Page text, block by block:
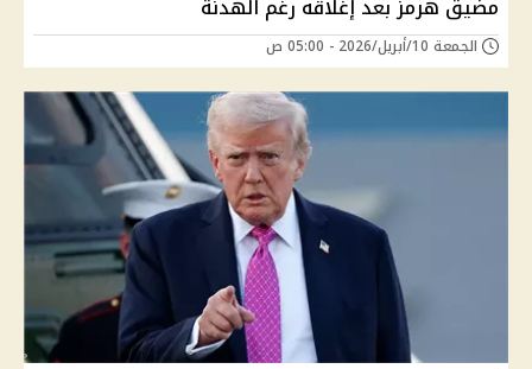
الجمعة 10/أبريل/2026 - 05:00 ص